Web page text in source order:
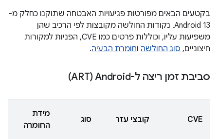
בקטעים הבאים מפורטות פגיעויות האבטחה שתוקנו כחלק מ-
Android 13. נקודות החולשה מקובצות לפי הרכיב שהן
משפיעות עליו, וכוללות פרטים כמו CVE, הפניות למקורות
חיצוניים, סוג החולשה וחומרת הבעיה.
סביבת זמן ריצה ל-Android‏ (ART)
CVE קובצי עזר סוג
מידת
החומרה